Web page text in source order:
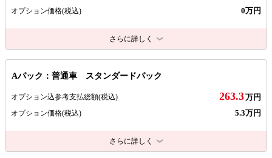
オプション価格(税込) 0万円
さらに詳しく
Aパック：普通車 スタンダードパック
オプション込参考支払総額(税込) 263.3万円
オプション価格(税込) 5.3万円
さらに詳しく